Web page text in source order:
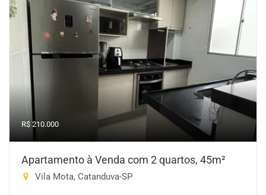
R$ 210.000
Apartamento à Venda com 2 quartos, 45m²
Vila Mota, Catanduva-SP